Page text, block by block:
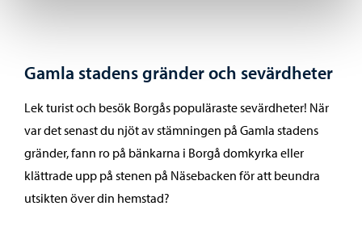
Gamla stadens gränder och sevärdheter
Lek turist och besök Borgås populäraste sevärdheter! När
var det senast du njöt av stämningen på Gamla stadens
gränder, fann ro på bänkarna i Borgå domkyrka eller
klättrade upp på stenen på Näsebacken för att beundra
utsikten över din hemstad?